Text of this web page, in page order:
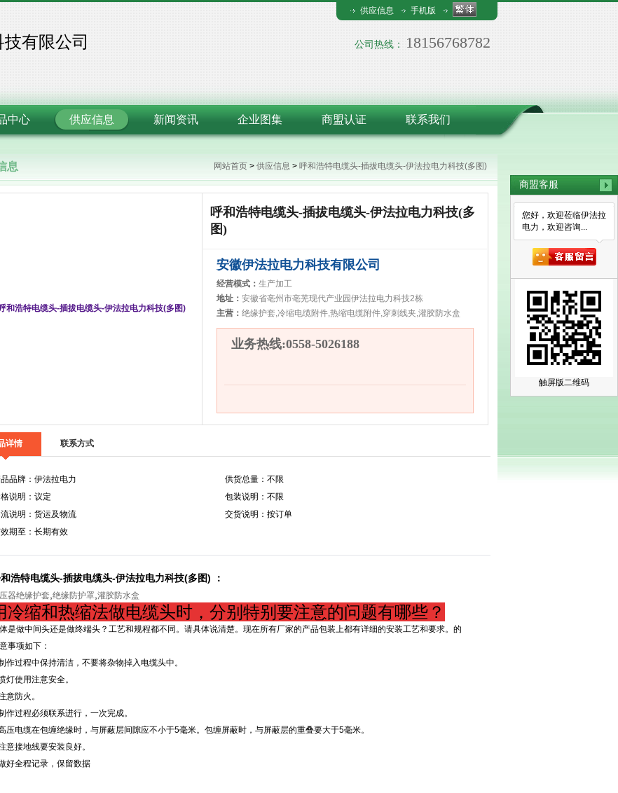
商盟客服
您好，欢迎莅临伊法拉
电力，欢迎咨询...
触屏版二维码
供应信息 手机版
有限公司 公司热线： 18156768782
中心 供应信息 新闻资讯 企业图集 商盟认证 联系我们
网站首页 > 供应信息 > 呼和浩特电缆头-插拔电缆头-伊法拉电力科技(多图)
息
呼和浩特电缆头-插拔电缆头-伊法拉电力科技(多
图)
安徽伊法拉电力科技有限公司
经营模式： 生产加工
地址： 安徽省亳州市亳芜现代产业园伊法拉电力科技2栋
主营： 绝缘护套,冷缩电缆附件,热缩电缆附件,穿刺线夹,灌胶防水盒
业务热线:0558-5026188
详情 联系方式
品牌：伊法拉电力
供货总量：不限
说明：议定
包装说明：不限
说明：货运及物流
交货说明：按订单
期至：长期有效
和浩特电缆头-插拔电缆头-伊法拉电力科技(多图) ：
器绝缘护套 绝缘防护罩 灌胶防水盒
冷缩和热缩法做电缆头时，分别特别要注意的问题有哪些？
是做中间头还是做终端头？工艺和规程都不同。请具体说清楚。现在所有厂家的产品包装上都有详细的安装工艺和要求。的
事项如下：
作过程中保持清洁，不要将杂物掉入电缆头中。
灯使用注意安全。
意防火。
作过程必须联系进行，一次完成。
压电缆在包缠绝缘时，与屏蔽层间隙应不小于5毫米。包缠屏蔽时，与屏蔽层的重叠要大于5毫米。
意接地线要安装良好。
好全程记录，保留数据